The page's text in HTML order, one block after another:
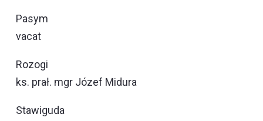
Pasym
vacat
Rozogi
ks. prał. mgr Józef Midura
Stawiguda